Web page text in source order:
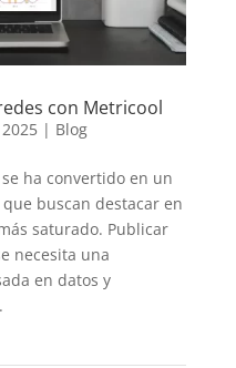
con Metricool
| Blog
ha convertido en un
buscan destacar en
saturado. Publicar
necesita una
en datos y